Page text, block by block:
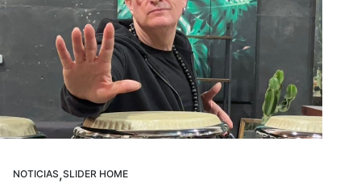
NOTICIAS,SLIDER HOME